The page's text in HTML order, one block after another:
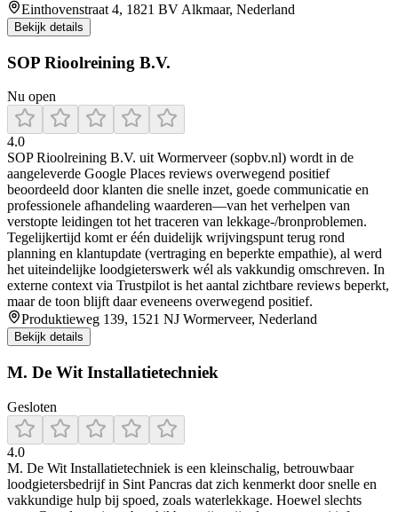
Einthovenstraat 4, 1821 BV Alkmaar, Nederland
Bekijk details
SOP Rioolreining B.V.
Nu open
4.0
SOP Rioolreining B.V. uit Wormerveer (sopbv.nl) wordt in de
aangeleverde Google Places reviews overwegend positief
beoordeeld door klanten die snelle inzet, goede communicatie en
professionele afhandeling waarderen—van het verhelpen van
verstopte leidingen tot het traceren van lekkage-/bronproblemen.
Tegelijkertijd komt er één duidelijk wrijvingspunt terug rond
planning en klantupdate (vertraging en beperkte empathie), al werd
het uiteindelijke loodgieterswerk wél als vakkundig omschreven. In
externe context via Trustpilot is het aantal zichtbare reviews beperkt,
maar de toon blijft daar eveneens overwegend positief.
Produktieweg 139, 1521 NJ Wormerveer, Nederland
Bekijk details
M. De Wit Installatietechniek
Gesloten
4.0
M. De Wit Installatietechniek is een kleinschalig, betrouwbaar
loodgietersbedrijf in Sint Pancras dat zich kenmerkt door snelle en
vakkundige hulp bij spoed, zoals waterlekkage. Hoewel slechts